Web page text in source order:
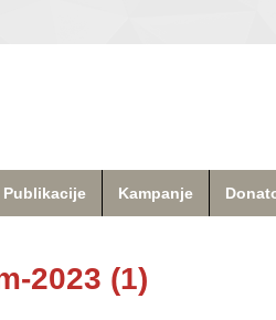
Publikacije Kampanje
2023 (1)